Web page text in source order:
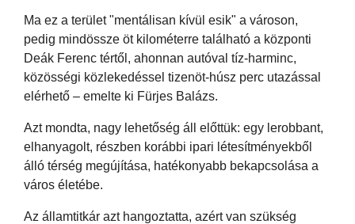
Ma ez a terület "mentálisan kívül esik" a városon,
pedig mindössze öt kilométerre található a központi
Deák Ferenc tértől, ahonnan autóval tíz-harminc,
közösségi közlekedéssel tizenöt-húsz perc utazással
elérhető – emelte ki Fürjes Balázs.
Azt mondta, nagy lehetőség áll előttük: egy lerobbant,
elhanyagolt, részben korábbi ipari létesítményekből
álló térség megújítása, hatékonyabb bekapcsolása a
város életébe.
Az államtitkár azt hangoztatta, azért van szükség